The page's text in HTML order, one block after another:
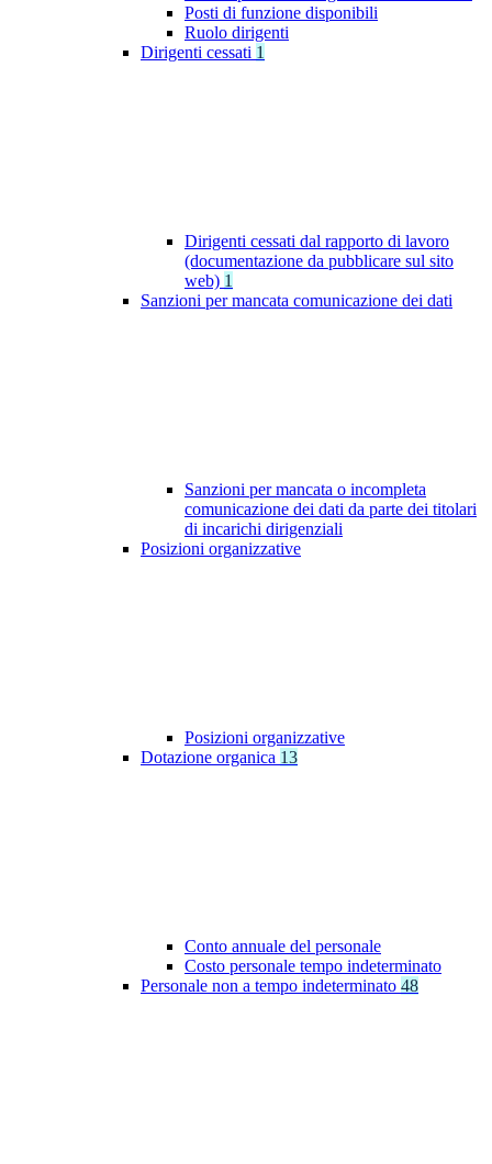
Posti di funzione disponibili
Ruolo dirigenti
Dirigenti cessati 1
Dirigenti cessati dal rapporto di lavoro
(documentazione da pubblicare sul sito
web) 1
Sanzioni per mancata comunicazione dei dati
Sanzioni per mancata o incompleta
comunicazione dei dati da parte dei titolari
di incarichi dirigenziali
Posizioni organizzative
Posizioni organizzative
Dotazione organica 13
Conto annuale del personale
Costo personale tempo indeterminato
Personale non a tempo indeterminato 48